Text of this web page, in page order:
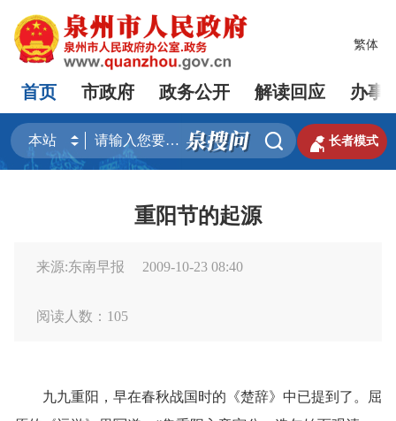
繁体
首页 市政府 政务公开 解读回应 办事
  长者模式
重阳节的起源
来源:东南早报 2009-10-23 08:40
阅读人数： 105
九九重阳，早在春秋战国时的《楚辞》中已提到了。屈